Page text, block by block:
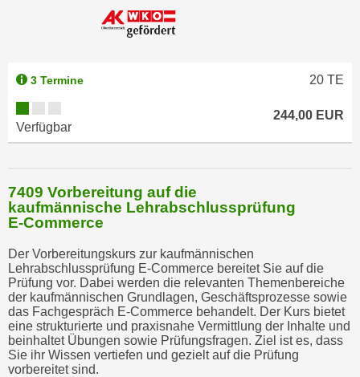
3 Termine 20 TE
Verfügbar
244,00 EUR
7409 Vorbereitung auf die
kaufmännische Lehrabschlussprüfung
E-Commerce
Der Vorbereitungskurs zur kaufmännischen
Lehrabschlussprüfung E-Commerce bereitet Sie auf die
Prüfung vor. Dabei werden die relevanten Themenbereiche
der kaufmännischen Grundlagen, Geschäftsprozesse sowie
das Fachgespräch E-Commerce behandelt. Der Kurs bietet
eine strukturierte und praxisnahe Vermittlung der Inhalte und
beinhaltet Übungen sowie Prüfungsfragen. Ziel ist es, dass
Sie ihr Wissen vertiefen und gezielt auf die Prüfung
vorbereitet sind.